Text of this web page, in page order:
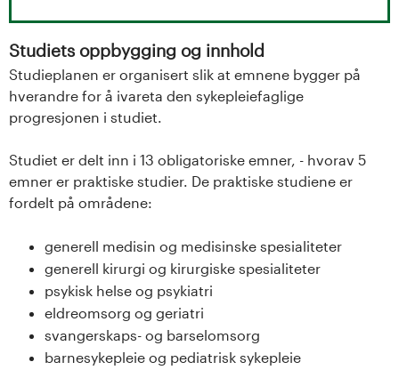
o
g
U
n
Studiets oppbygging og innhold
Studieplanen er organisert slik at emnene bygger på
hverandre for å ivareta den sykepleiefaglige
progresjonen i studiet.
Studiet er delt inn i 13 obligatoriske emner, - hvorav 5
emner er praktiske studier. De praktiske studiene er
fordelt på områdene:
generell medisin og medisinske spesialiteter
generell kirurgi og kirurgiske spesialiteter
psykisk helse og psykiatri
eldreomsorg og geriatri
svangerskaps- og barselomsorg
barnesykepleie og pediatrisk sykepleie